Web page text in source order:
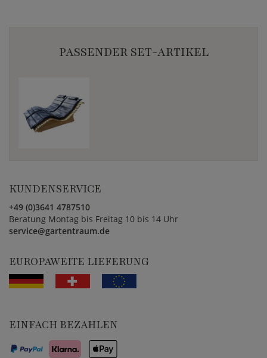
PASSENDER SET-ARTIKEL
KUNDENSERVICE
+49 (0)3641 4787510
Beratung Montag bis Freitag 10 bis 14 Uhr
service@gartentraum.de
EUROPAWEITE LIEFERUNG
EINFACH BEZAHLEN